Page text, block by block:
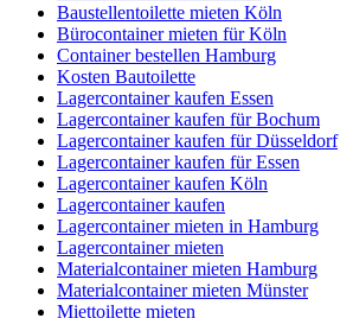
Baustellentoilette mieten Köln
Bürocontainer mieten für Köln
Container bestellen Hamburg
Kosten Bautoilette
Lagercontainer kaufen Essen
Lagercontainer kaufen für Bochum
Lagercontainer kaufen für Düsseldorf
Lagercontainer kaufen für Essen
Lagercontainer kaufen Köln
Lagercontainer kaufen
Lagercontainer mieten in Hamburg
Lagercontainer mieten
Materialcontainer mieten Hamburg
Materialcontainer mieten Münster
Miettoilette mieten